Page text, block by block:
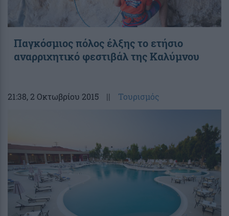
Παγκόσμιος πόλος έλξης το ετήσιο
αναρριχητικό φεστιβάλ της Καλύμνου
21:38, 2 Οκτωβρίου 2015 || Τουρισμός